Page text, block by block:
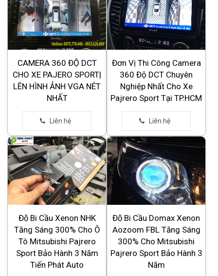
CAMERA 360 ĐỘ DCT
CHO XE PAJERO SPORT|
LÊN HÌNH ẢNH VGA NÉT
NHẤT
Đơn Vị Thi Công Camera
360 Độ DCT Chuyên
Nghiệp Nhất Cho Xe
Pajrero Sport Tại TP.HCM
Độ Bi Cầu Xenon NHK
Tăng Sáng 300% Cho Ô
Tô Mitsubishi Pajrero
Sport Bảo Hành 3 Năm
Tiến Phát Auto
Độ Bi Cầu Domax Xenon
Aozoom FBL Tăng Sáng
300% Cho Mitsubishi
Pajrero Sport Bảo Hành 3
Năm